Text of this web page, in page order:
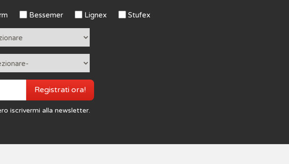
Bessemer Lignex Stufex
iscrivermi alla newsletter.
Registrati ora!